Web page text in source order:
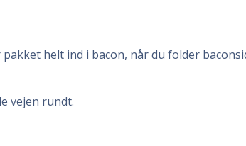
helt ind i bacon, når du folder
vejen rundt.